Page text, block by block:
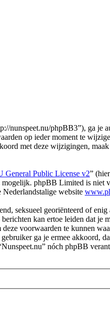
nunspeet.nu/phpBB3”), ga
op ieder moment te
met deze wijzigingen,
General Public License v2”
mogelijk. phpBB Limited is
website
seksueel georiënteerd of
kan ertoe leiden dat
voorwaarden te kunnen
ga je ermee akkoord,
nóch phpBB